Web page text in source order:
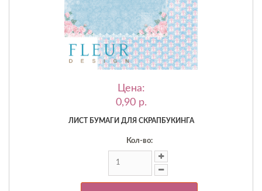
Цена:
0,90 p.
ЛИСТ БУМАГИ ДЛЯ СКРАПБУКИНГА
Кол-во: